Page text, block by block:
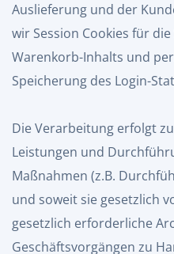
Auslieferung und der
wir Session Cookies für
Warenkorb-Inhalts und
Speicherung des Login-
Die Verarbeitung erfolgt
Leistungen und
Maßnahmen (z.B.
und soweit sie gesetzlich
gesetzlich erforderliche
Geschäftsvorgängen zu